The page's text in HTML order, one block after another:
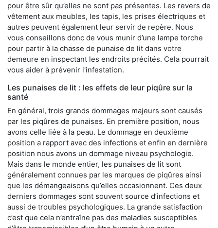
pour être sûr qu’elles ne sont pas présentes. Les revers de
vêtement aux meubles, les tapis, les prises électriques et
autres peuvent également leur servir de repère. Nous
vous conseillons donc de vous munir d’une lampe torche
pour partir à la chasse de punaise de lit dans votre
demeure en inspectant les endroits précités. Cela pourrait
vous aider à prévenir l'infestation.
Les punaises de lit : les effets de leur piqûre sur la
santé
En général, trois grands dommages majeurs sont causés
par les piqûres de punaises. En première position, nous
avons celle liée à la peau. Le dommage en deuxième
position a rapport avec des infections et enfin en dernière
position nous avons un dommage niveau psychologie.
Mais dans le monde entier, les punaises de lit sont
généralement connues par les marques de piqûres ainsi
que les démangeaisons qu’elles occasionnent. Ces deux
derniers dommages sont souvent source d’infections et
aussi de troubles psychologiques. La grande satisfaction
c’est que cela n’entraîne pas des maladies susceptibles